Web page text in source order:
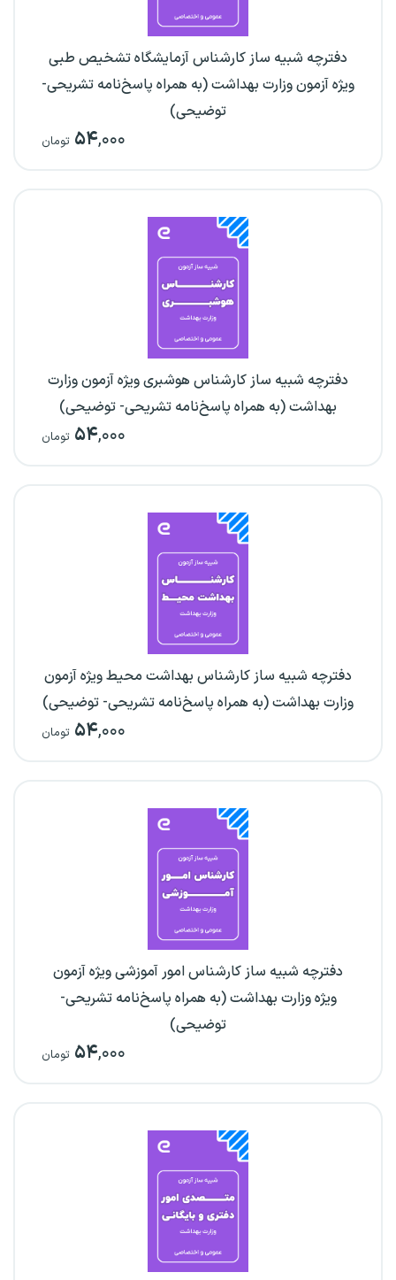
دفترچه شبیه ساز کارشناس آزمایشگاه تشخیص طبی
ویژه آزمون وزارت بهداشت (به همراه پاسخ‌نامه تشریحی-
توضیحی)
۵۴,۰۰۰ تومان
دفترچه شبیه ساز کارشناس هوشبری ویژه آزمون وزارت
بهداشت (به همراه پاسخ‌نامه تشریحی- توضیحی)
۵۴,۰۰۰ تومان
دفترچه شبیه ساز کارشناس بهداشت محیط ویژه آزمون
وزارت بهداشت (به همراه پاسخ‌نامه تشریحی- توضیحی)
۵۴,۰۰۰ تومان
دفترچه شبیه ساز کارشناس امور آموزشی ویژه آزمون
ویژه وزارت بهداشت (به همراه پاسخ‌نامه تشریحی-
توضیحی)
۵۴,۰۰۰ تومان